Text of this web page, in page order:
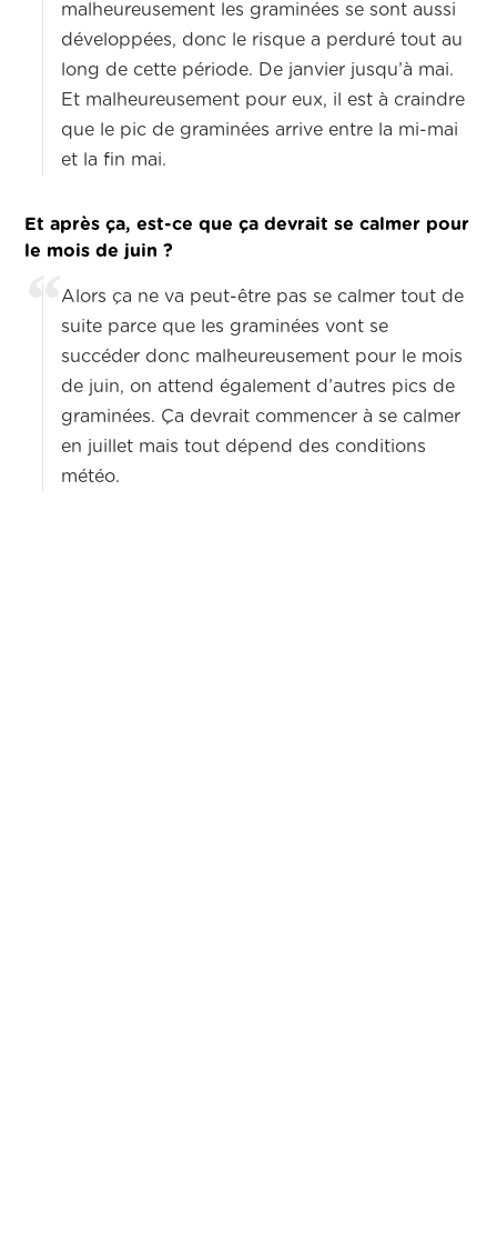
malheureusement les graminées se sont aussi
développées, donc le risque a perduré tout au
long de cette période. De janvier jusqu’à mai.
Et malheureusement pour eux, il est à craindre
que le pic de graminées arrive entre la mi-mai
et la fin mai.
Et après ça, est-ce que ça devrait se calmer pour
le mois de juin ?
Alors ça ne va peut-être pas se calmer tout de
suite parce que les graminées vont se
succéder donc malheureusement pour le mois
de juin, on attend également d’autres pics de
graminées. Ça devrait commencer à se calmer
en juillet mais tout dépend des conditions
météo.